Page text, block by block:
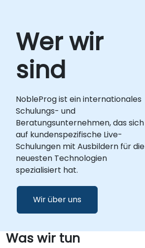
Wer wir
sind
NobleProg ist ein internationales
Schulungs- und
Beratungsunternehmen, das sich
auf kundenspezifische Live-
Schulungen mit Ausbildern für die
neuesten Technologien
spezialisiert hat.
Wir über uns
Was wir tun